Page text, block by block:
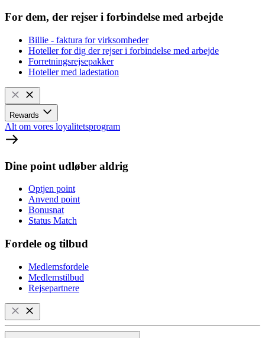
For dem, der rejser i forbindelse med arbejde
Billie - faktura for virksomheder
Hoteller for dig der rejser i forbindelse med arbejde
Forretningsrejsepakker
Hoteller med ladestation
Rewards
Alt om vores loyalitetsprogram
Dine point udløber aldrig
Optjen point
Anvend point
Bonusnat
Status Match
Fordele og tilbud
Medlemsfordele
Medlemstilbud
Rejsepartnere